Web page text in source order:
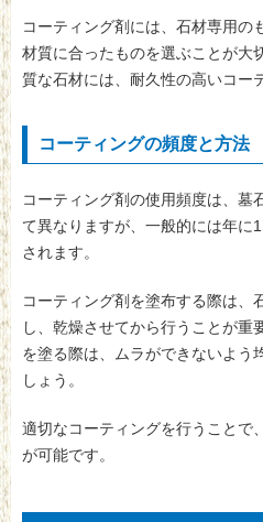
コーティング剤には、石材専用の
材質に合ったものを選ぶことが大
質な石材には、耐久性の高いコー
コーティングの頻度と方法
コーティング剤の使用頻度は、墓
て異なりますが、一般的には年に
されます。
コーティング剤を塗布する際は、
し、乾燥させてから行うことが重
を塗る際は、ムラができないよう
しょう。
適切なコーティングを行うことで
が可能です。